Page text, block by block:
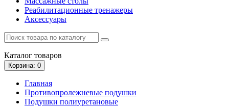
Реабилитационные тренажеры
Аксессуары
Каталог товаров
Корзина: 0
Главная
Противопролежневые подушки
Подушки полиуретановые